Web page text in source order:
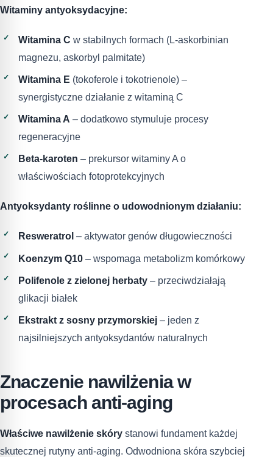
Witaminy antyoksydacyjne:
Witamina C w stabilnych formach (L-askorbinian
magnezu, askorbyl palmitate)
Witamina E (tokoferole i tokotrienole) –
synergistyczne działanie z witaminą C
Witamina A – dodatkowo stymuluje procesy
regeneracyjne
Beta-karoten – prekursor witaminy A o
właściwościach fotoprotekcyjnych
Antyoksydanty roślinne o udowodnionym działaniu:
Resweratrol – aktywator genów długowieczności
Koenzym Q10 – wspomaga metabolizm komórkowy
Polifenole z zielonej herbaty – przeciwdziałają
glikacji białek
Ekstrakt z sosny przymorskiej – jeden z
najsilniejszych antyoksydantów naturalnych
Znaczenie nawilżenia w
procesach anti-aging
Właściwe nawilżenie skóry stanowi fundament każdej
skutecznej rutyny anti-aging. Odwodniona skóra szybciej